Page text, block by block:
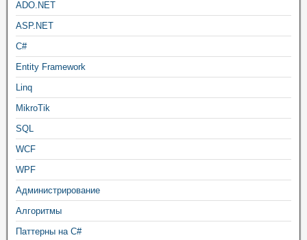
ADO.NET
ASP.NET
C#
Entity Framework
Linq
MikroTik
SQL
WCF
WPF
Администрирование
Алгоритмы
Паттерны на C#